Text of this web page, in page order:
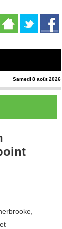
Samedi 8 août 2026